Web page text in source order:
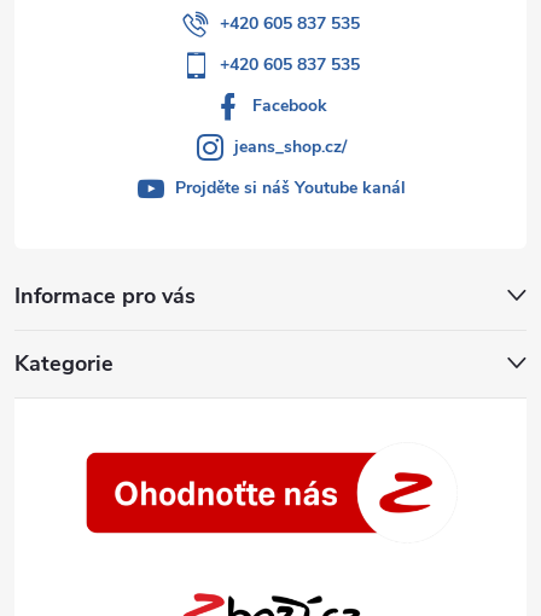
Informace pro vás
Kategorie
+420 605 837 535
+420 605 837 535
Facebook
jeans_shop.cz/
Projděte si náš Youtube kanál